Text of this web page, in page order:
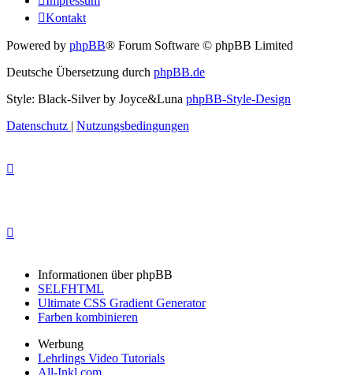
Kontakt
Powered by phpBB® Forum Software © phpBB Limited
Deutsche Übersetzung durch phpBB.de
Style: Black-Silver by Joyce&Luna phpBB-Style-Design
Datenschutz | Nutzungsbedingungen
Informationen über phpBB
SELFHTML
Ultimate CSS Gradient Generator
Farben kombinieren
Werbung
Lehrlings Video Tutorials